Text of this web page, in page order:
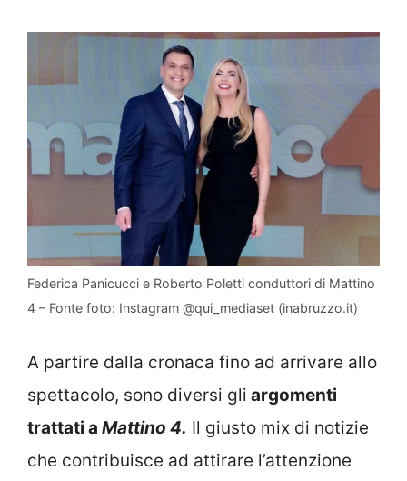
Federica Panicucci e Roberto Poletti conduttori di Mattino
4 – Fonte foto: Instagram @qui_mediaset (inabruzzo.it)
A partire dalla cronaca fino ad arrivare allo
spettacolo, sono diversi gli argomenti
trattati a Mattino 4. Il giusto mix di notizie
che contribuisce ad attirare l’attenzione